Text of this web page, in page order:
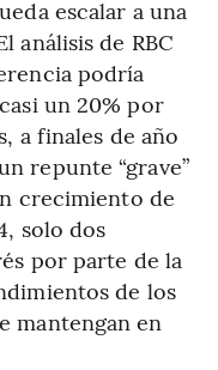
escalar a una
análisis de RBC
podría
un 20% por
a finales de año
repunte “grave”
crecimiento de
solo dos
por parte de la
de los
mantengan en